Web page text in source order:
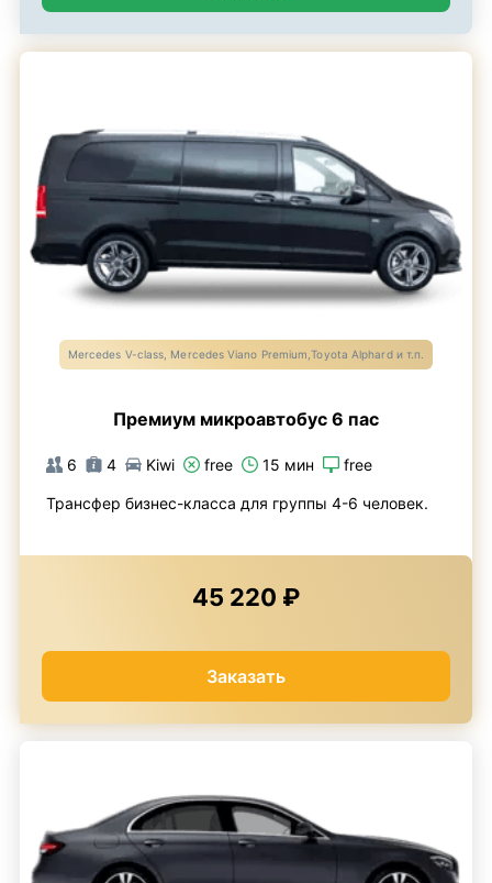
Mercedes V-class, Mercedes Viano Premium,Toyota Alphard и т.п.
Премиум микроавтобус 6 пас
6 4 Kiwi free 15 мин free
Трансфер бизнес-класса для группы 4-6 человек.
45 220 ₽
Заказать